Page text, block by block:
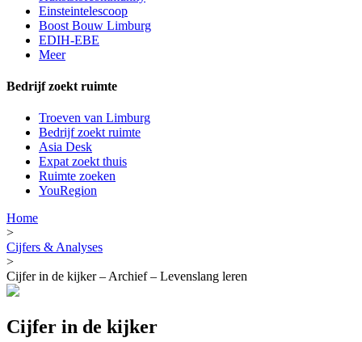
Einsteintelescoop
Boost Bouw Limburg
EDIH-EBE
Meer
Bedrijf zoekt ruimte
Troeven van Limburg
Bedrijf zoekt ruimte
Asia Desk
Expat zoekt thuis
Ruimte zoeken
YouRegion
Home
>
Cijfers & Analyses
>
Cijfer in de kijker – Archief – Levenslang leren
Cijfer in de kijker